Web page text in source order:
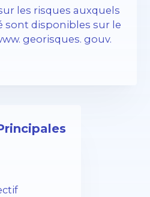
les risques auxquels
sont disponibles sur le
georisques. gouv.